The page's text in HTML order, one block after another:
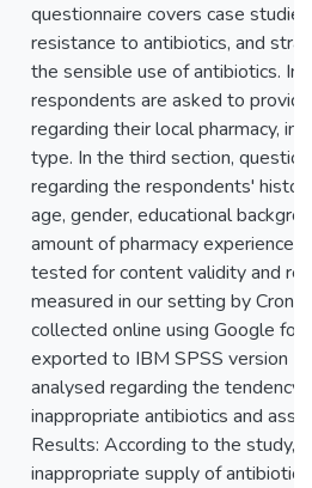
questionnaire covers case
resistance to antibiotics, and
the sensible use of antibiotics. In
respondents are asked to
regarding their local pharmacy,
type. In the third section,
regarding the respondents'
age, gender, educational
amount of pharmacy experience.
tested for content validity and
measured in our setting by
collected online using Google
exported to IBM SPSS version
analysed regarding the tendency
inappropriate antibiotics and
Results: According to the study,
inappropriate supply of